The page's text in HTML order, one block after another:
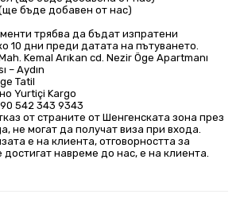
бъде добавен от нас)
трябва да бъдат изпратени
10 дни преди датата на пътуването.
Kemal Arıkan cd. Nezir Öge Apartmanı
– Aydın
Tatil
Yurtiçi Kargo
542 343 9343
от страните от Шенгенската зона през
не могат да получат виза при входа.
е на клиента, отговорността за
навреме до нас, е на клиента.